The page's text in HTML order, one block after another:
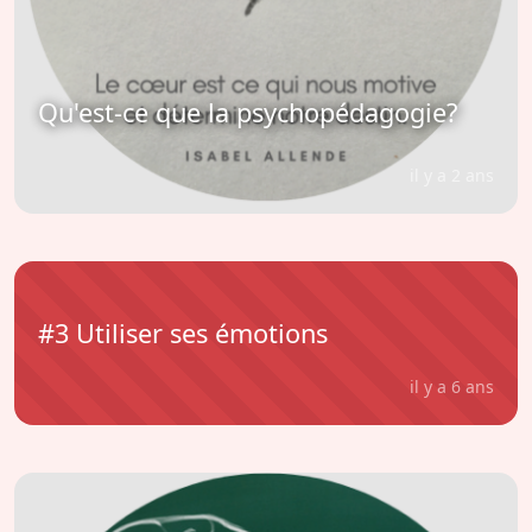
Qu'est-ce que la psychopédagogie?
#3 Utiliser ses émotions
il y a 6 ans